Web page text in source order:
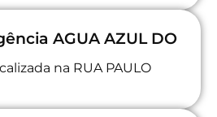
AGUA AZUL DO
na RUA PAULO